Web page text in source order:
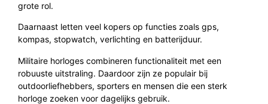
grote rol.
Daarnaast letten veel kopers op functies zoals gps,
kompas, stopwatch, verlichting en batterijduur.
Militaire horloges combineren functionaliteit met een
robuuste uitstraling. Daardoor zijn ze populair bij
outdoorliefhebbers, sporters en mensen die een sterk
horloge zoeken voor dagelijks gebruik.